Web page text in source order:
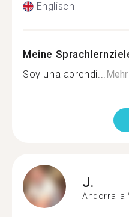
Englisch
Meine
Soy una aprendi...
J.
Andorra la